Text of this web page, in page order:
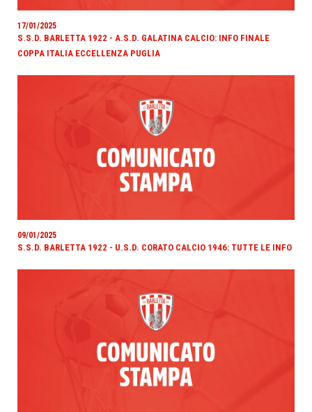
17/01/2025
S.S.D. BARLETTA 1922 - A.S.D. GALATINA CALCIO: INFO FINALE
COPPA ITALIA ECCELLENZA PUGLIA
09/01/2025
S.S.D. BARLETTA 1922 - U.S.D. CORATO CALCIO 1946: TUTTE LE INFO